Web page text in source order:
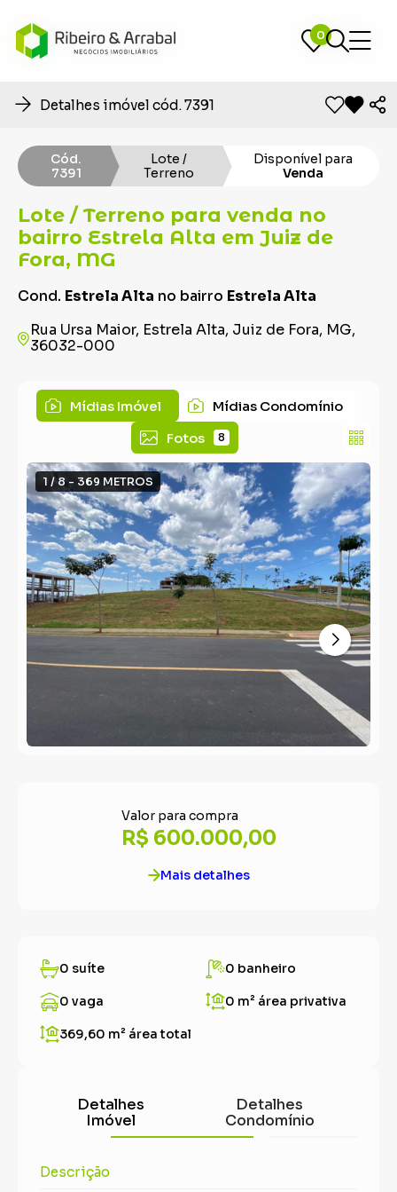
0
0
Detalhes imóvel cód. 7391
Cód.
7391
Lote /
Terreno
Disponível para
Venda
Lote / Terreno para venda no
bairro Estrela Alta em Juiz de
Fora, MG
Cond. Estrela Alta no bairro Estrela Alta
Rua Ursa Maior, Estrela Alta, Juiz de Fora, MG,
36032-000
Mídias Imóvel
Mídias Condomínio
Fotos
8
1 / 8 - 369 METROS
Valor para compra
R$ 600.000,00
Mais detalhes
0 suíte 0 banheiro
0 vaga 0 m² área privativa
369,60 m² área total
Detalhes
Imóvel
Detalhes
Condomínio
Descrição